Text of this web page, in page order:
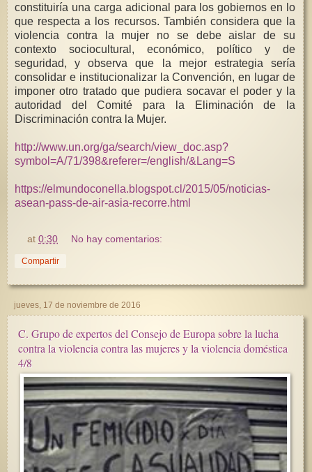
constituiría una carga adicional para los gobiernos en lo
que respecta a los recursos. También considera que la
violencia contra la mujer no se debe aislar de su
contexto sociocultural, económico, político y de
seguridad, y observa que la mejor estrategia sería
consolidar e institucionalizar la Convención, en lugar de
imponer otro tratado que pudiera socavar el poder y la
autoridad del Comité para la Eliminación de la
Discriminación contra la Mujer.
http://www.un.org/ga/search/view_doc.asp?
symbol=A/71/398&referer=/english/&Lang=S
https://elmundoconella.blogspot.cl/2015/05/noticias-
asean-pass-de-air-asia-recorre.html
at0:30 No hay comentarios:
Compartir
jueves, 17 de noviembre de 2016
C. Grupo de expertos del Consejo de Europa sobre la lucha
contra la violencia contra las mujeres y la violencia doméstica
4/8